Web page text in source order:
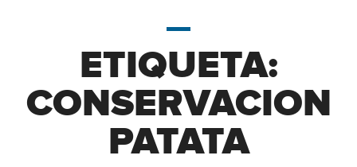
ETIQUETA:
CONSERVACION
PATATA